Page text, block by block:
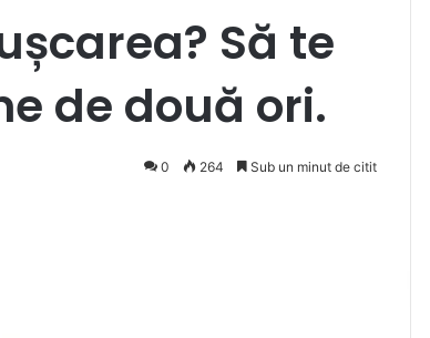
Să te
de două ori.
0 264 Sub un minut de citit